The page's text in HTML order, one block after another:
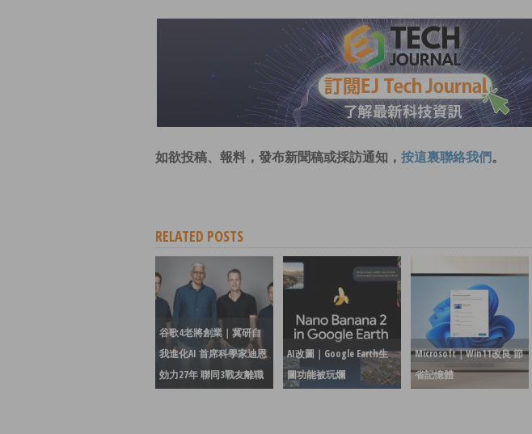
如欲投稿、報料，發布新聞稿或採訪通知， 按這裏聯絡我們 。
RELATED POSTS
谷歌4老將創業｜冀研自
我進化AI 首席科學家迪恩
効力27年 聯同3戰友離職
AI改圖｜Google Earth生
圖功能被玩爛
Microsoft｜Win11改良 節
省記憶體